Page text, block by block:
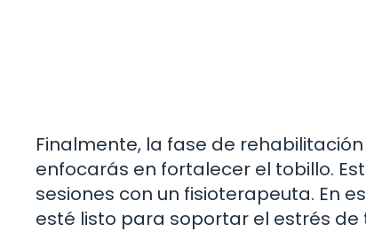
Finalmente, la fase de
enfocarás en fortalecer el tobillo.
sesiones con un fisioterapeuta. En
esté listo para soportar el estrés